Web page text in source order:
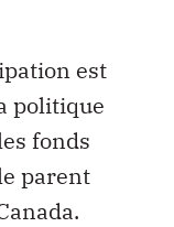
est
politique
fonds
parent